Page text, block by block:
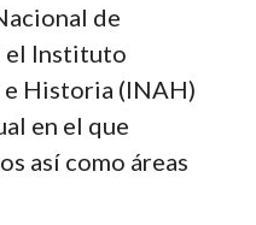
de
el Instituto
Historia (INAH)
en el que
así como áreas